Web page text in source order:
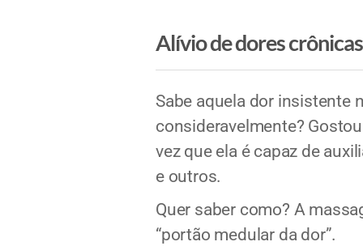
Alívio de dores crônicas
Sabe aquela dor insistente
consideravelmente?
vez que ela é capaz de
e outros.
Quer saber como? A
“portão medular da dor”.